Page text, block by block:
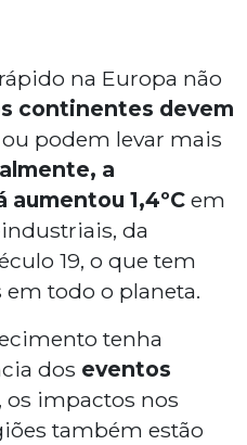
na Europa não
continentes devem
ou podem levar mais
a
1,4ºC em
da
19, o que tem
em todo o planeta.
tenha
dos eventos
, os impactos nos
também estão